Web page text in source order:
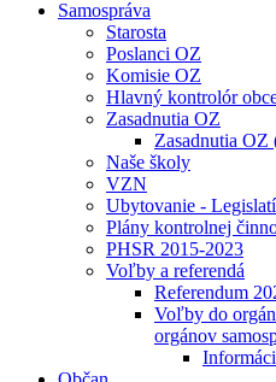
Samospráva
Starosta
Poslanci OZ
Komisie OZ
Hlavný kontrolór
Zasadnutia OZ
Zasadnutia OZ
Naše školy
VZN
Ubytovanie -
Plány kontrolnej
PHSR 2015-2023
Voľby a referendá
Referendum
Voľby do
orgánov